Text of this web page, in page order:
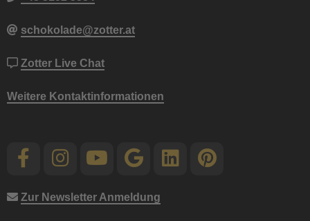
schokolade@zotter.at
Zotter Live Chat
Weitere Kontaktinformationen
Zur Newsletter Anmeldung